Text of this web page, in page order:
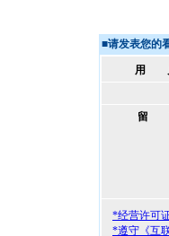
■请发表您的
用
留
*经营许可
*遵守《互